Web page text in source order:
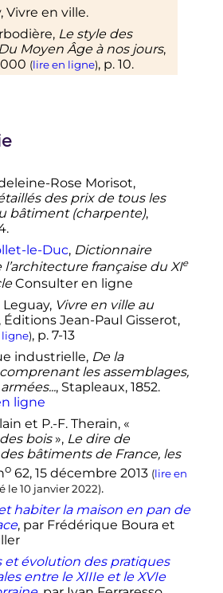
Vivre en ville.
Le style des
Moyen Âge à nos jours,
(lire en ligne), p. 10.
des prix de tous
1852.
Epaud, «
Un cas
de charpenterie
normande. Le bâtiment
»,Bulletin Monumental
o
, RolandMartin
et John James
Dictionnaire méthodique
grecque et
I. Matériaux,
de construction,
et formes du décor »,
de l'École Française de
84,no
La coloration des
Alsace, Presses
de Strasbourg,2004
La Couleur et la
la ville, Éditions du
1988, p. 133.
du
en pan de bois"au
culturel immatériel
Rose Morisot,
des prix de tous les
bâtiment (charpente),
le-Duc, Dictionnaire
l’architecture française du XIe
Consulter en ligne
Vivre en ville au
Éditions Jean-Paul Gisserot,
ligne), p.7-13
industrielle, De la
les assemblages,
, Stapleaux, 1852.
ligne
et P.-F. Therain, «
bois», Le dire de
bâtiments de France, les
o62, 15 décembre 2013 (lire en
le10 janvier 2022).
habiter la maison en pan de
, par Frédérique Boura et
et évolution des pratiques
entre le XIIIe et le XVIe